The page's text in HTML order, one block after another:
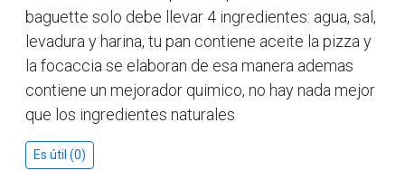
baguette solo debe llevar 4 ingredientes: agua, sal,
levadura y harina, tu pan contiene aceite la pizza y
la focaccia se elaboran de esa manera ademas
contiene un mejorador quimico, no hay nada mejor
que los ingredientes naturales
Es útil (0)